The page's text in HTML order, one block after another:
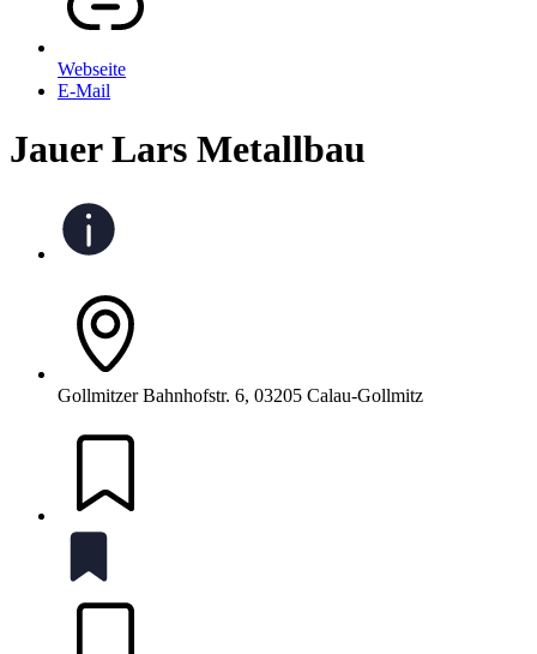
Webseite
E-Mail
Jauer Lars Metallbau
Gollmitzer Bahnhofstr. 6, 03205 Calau-Gollmitz